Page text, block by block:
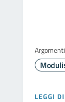
Argomenti
LEGGI